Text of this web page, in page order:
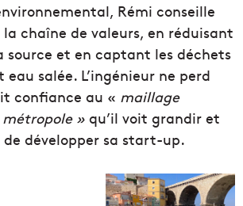
Rémi conseille
chaîne de valeurs, en réduisant
source et en captant les déchets
salée. L’ingénieur ne perd
confiance au « maillage
» qu’il voit grandir et
développer sa start-up.